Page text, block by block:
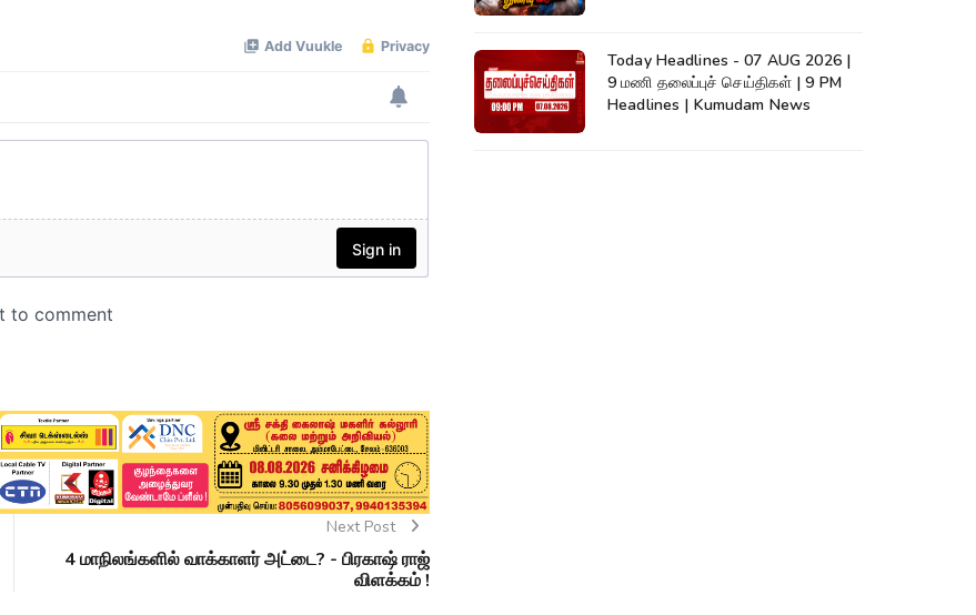
Next Post
4 மாநிலங்களில் வாக்காளர் அட்டை? - பிரகாஷ் ராஜ்
விளக்கம் !
Today Headlines - 07 AUG 2026 |
9 மணி தலைப்புச் செய்திகள் | 9 PM
Headlines | Kumudam News